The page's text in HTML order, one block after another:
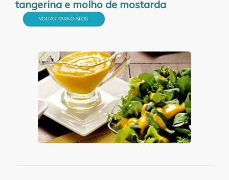
tangerina e molho de mostarda
VOLTAR PARA O BLOG